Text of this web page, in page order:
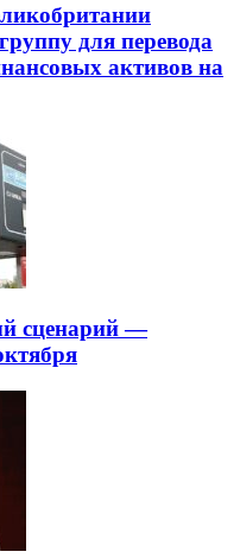
для перевода
активов на
сценарий —